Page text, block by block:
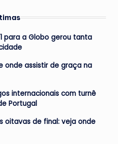
para a Globo gerou tanta
onde assistir de graça na
internacionais com turnê
Portugal
oitavas de final: veja onde